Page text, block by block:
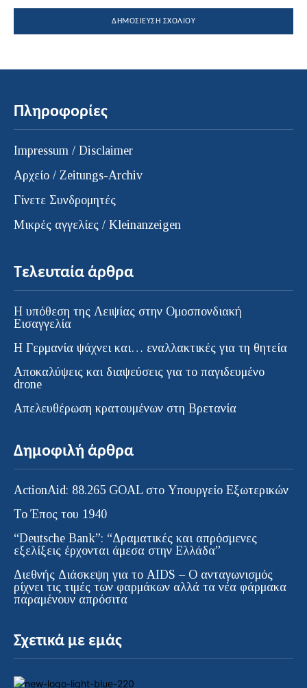
Πληροφορίες
Impressum / Disclaimer
Αρχείο / Zeitungs-Archiv
Γίνετε Συνδρομητές
Μικρές αγγελίες / Kleinanzeigen
Τελευταία άρθρα
Η υπόθεση της Λειψίας στην Ομοσπονδιακή
Εισαγγελία
H Γερμανία ψάχνει και… εναλλακτικές για τη θητεία
Αποκαλύψεις και διαψεύσεις για το παγιδευμένο
drone
Απελευθέρωση κρατουμένων στη Βρετανία
Δημοφιλή άρθρα
ActionAid: 88.265 GOAL στο Υπουργείο Εξωτερικών
Το Έπος του 1940
“Deutsche Bank”: “Δραματικές και απρόσμενες
εξελίξεις έρχονται άμεσα στην Ελλάδα”
Διεθνής Διάσκεψη για το AIDS – Ο ανταγωνισμός
ρίχνει τις τιμές των φαρμάκων αλλά τα νέα φάρμακα
παραμένουν απρόσιτα
Σχετικά με εμάς